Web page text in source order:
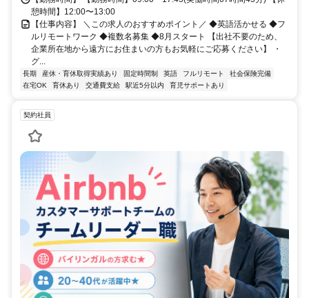
憩時間】12:00〜13:00
【仕事内容】 ＼この求人のおすすめポイント／ ◆英語活かせる ◆フ
ルリモートワーク ◆複数名募集 ◆8月スタート 【出社不要のため、
企業所在地から遠方にお住まいの方もお気軽にご応募ください】 ・
グ...
長期 産休・育休取得実績あり 固定時間制 英語 フルリモート
社会保険完備
在宅OK
育休あり 交通費支給 駅近5分以内 育児サポートあり
契約社員